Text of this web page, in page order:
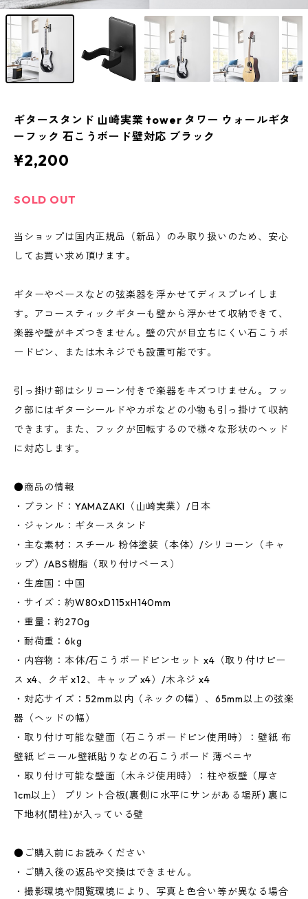
ギタースタンド 山崎実業 tower タワー ウォールギタ
ーフック 石こうボード壁対応 ブラック
¥2,200
SOLD OUT
当ショップは国内正規品（新品）のみ取り扱いのため、安心
してお買い求め頂けます。
ギターやベースなどの弦楽器を浮かせてディスプレイしま
す。アコースティックギターも壁から浮かせて収納できて、
楽器や壁がキズつきません。壁の穴が目立ちにくい石こうボ
ードピン、または木ネジでも設置可能です。
引っ掛け部はシリコーン付きで楽器をキズつけません。フッ
ク部にはギターシールドやカポなどの小物も引っ掛けて収納
できます。また、フックが回転するので様々な形状のヘッド
に対応します。
●商品の情報
・ブランド：YAMAZAKI（山崎実業）/日本
・ジャンル：ギタースタンド
・主な素材：スチール 粉体塗装（本体）/シリコーン（キャ
ップ）/ABS樹脂（取り付けベース）
・生産国：中国
・サイズ：約W80xD115xH140mm
・重量：約270g
・耐荷重：6kg
・内容物：本体/石こうボードピンセット x4（取り付けピー
ス x4、クギ x12、キャップ x4）/木ネジ x4
・対応サイズ：52mm以内（ネックの幅）、65mm以上の弦楽
器（ヘッドの幅）
・取り付け可能な壁面（石こうボードピン使用時）：壁紙 布
壁紙 ビニール壁紙貼りなどの石こうボード 薄ベニヤ
・取り付け可能な壁面（木ネジ使用時）：柱や板壁（厚さ
1cm以上） プリント合板(裏側に水平にサンがある場所) 裏に
下地材(間柱)が入っている壁
●ご購入前にお読みください
・ご購入後の返品や交換はできません。
・撮影環境や閲覧環境により、写真と色合い等が異なる場合